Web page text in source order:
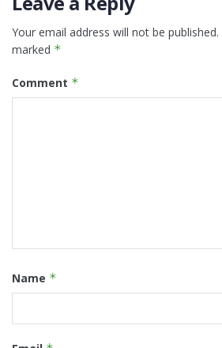
Your email address will not be published.
marked *
Comment *
Name *